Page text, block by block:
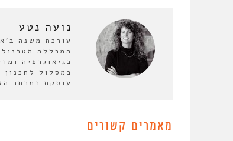
נועה נטע
המכללה
בגיאוגרפיה
במסלול לתכנון
עוסקת במרחב
מאמרים קשורים